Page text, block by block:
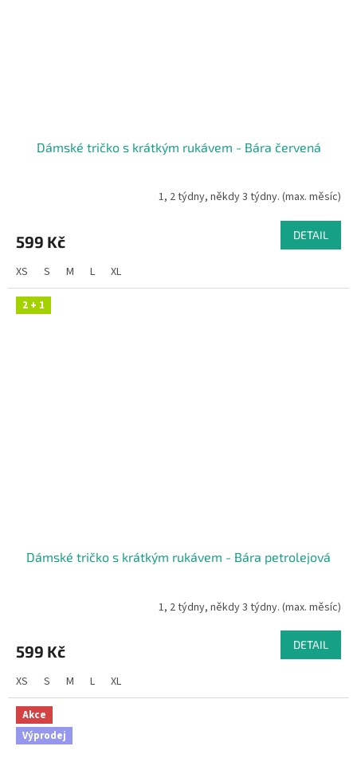
Dámské tričko s krátkým rukávem - Bára červená
1, 2 týdny, někdy 3 týdny. (max. měsíc)
599 Kč DETAIL
XS S M L XL
2 + 1
Dámské tričko s krátkým rukávem - Bára petrolejová
1, 2 týdny, někdy 3 týdny. (max. měsíc)
599 Kč DETAIL
XS S M L XL
Akce
Výprodej